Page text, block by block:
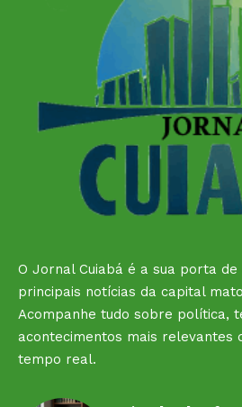
O Jornal Cuiabá é a sua porta
principais notícias da capital
Acompanhe tudo sobre política,
acontecimentos mais relevantes
tempo real.